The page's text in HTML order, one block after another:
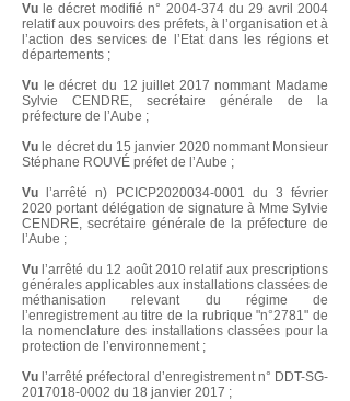
Vu le décret modifié n° 2004-374du 29 avril 2004
relatif aux pouvoirs des préfets, à l’organisation et à
l’action des services de l’Etat dans les régions et
départements ;
Vu le décret du 12 juillet 2017 nommant Madame
Sylvie CENDRE, secrétaire générale de la
préfecture de l’Aube ;
Vu le décret du 15 janvier 2020 nommant Monsieur
Stéphane ROUVÉ préfet de l’Aube ;
Vu l’arrêté n) PCICP2020034-0001 du 3 février
2020 portant délégation de signature à Mme Sylvie
CENDRE, secrétaire générale de la préfecture de
l’Aube ;
Vu l’arrêté du 12 août 2010 relatif aux prescriptions
générales applicables aux installations classées de
méthanisation relevant du régime de
l’enregistrement au titre de la rubrique "n°2781" de
la nomenclature des installations classées pour la
protection de l’environnement ;
Vu l’arrêté préfectoral d’enregistrement n° DDT-SG-
2017018-0002 du 18 janvier 2017 ;